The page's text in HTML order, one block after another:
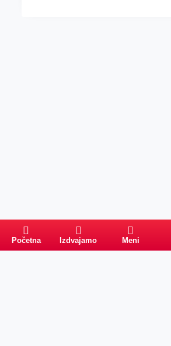
Početna Izdvajamo Meni